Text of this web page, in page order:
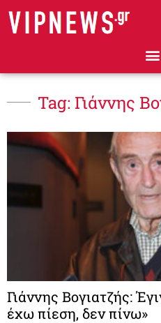
Tag: Γιάννης
Γιάννης Βογιατζής:
έχω πίεση, δεν πίνω»